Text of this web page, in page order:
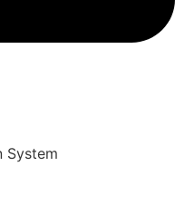
System